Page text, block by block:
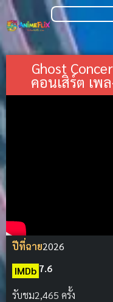
Ghost
คอนเสิร์ต เพ
ปีที่ฉาย2026
IMDb 7.6
รับชม2,465 ครั้ง